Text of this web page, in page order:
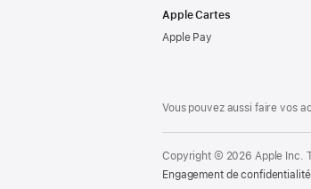
Apple Cartes
Apple Pay
Vous pouvez aussi faire vos
Copyright © 2026 Apple Inc.
Engagement de confidentialité